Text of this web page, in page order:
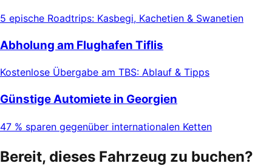
5 epische Roadtrips: Kasbegi, Kachetien & Swanetien
Abholung am Flughafen Tiflis
Kostenlose Übergabe am TBS: Ablauf & Tipps
Günstige Automiete in Georgien
47 % sparen gegenüber internationalen Ketten
Bereit, dieses Fahrzeug zu buchen?